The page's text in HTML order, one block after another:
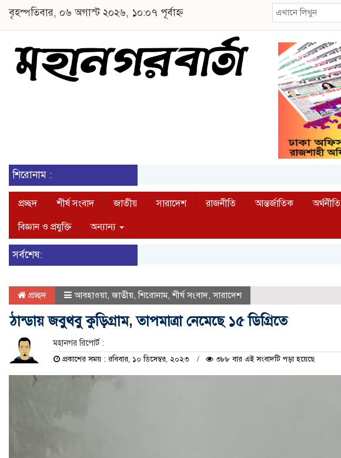
বৃহস্পতিবার, ০৬ অগাস্ট ২০২৬, ১০:০৭ পূর্বাহ্ন
শিরোনাম :
প্রচ্ছদ শীর্ষ সংবাদ জাতীয় সারাদেশ রাজনীতি আন্তর্জাতিক অর্থনীতি
বিজ্ঞান ও প্রযুক্তি
অন্যান্য
সর্বশেষ:
প্রচ্ছদ আবহাওয়া,জাতীয়,শিরোনাম,শীর্ষ সংবাদ,সারাদেশ
ঠান্ডায় জবুথবু কুড়িগ্রাম, তাপমাত্রা নেমেছে ১৫ ডিগ্রিতে
মহানগর রিপোর্ট :
প্রকাশের সময় : রবিবার, ১০ ডিসেম্বর, ২০২৩ ৩৮৮ বার এই সংবাদটি পড়া হয়েছে